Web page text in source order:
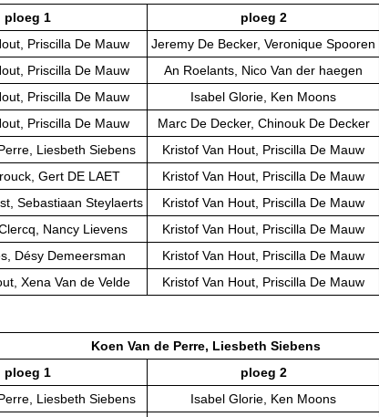
ploeg 1 ploeg 2
Priscilla De Mauw Jeremy De Becker, Veronique Spooren
Priscilla De Mauw An Roelants, Nico Van der haegen
Priscilla De Mauw Isabel Glorie, Ken Moons
Priscilla De Mauw Marc De Decker, Chinouk De Decker
Liesbeth Siebens Kristof Van Hout, Priscilla De Mauw
Gert DE LAET Kristof Van Hout, Priscilla De Mauw
Sebastiaan Steylaerts Kristof Van Hout, Priscilla De Mauw
Nancy Lievens Kristof Van Hout, Priscilla De Mauw
Désy Demeersman Kristof Van Hout, Priscilla De Mauw
Xena Van de Velde Kristof Van Hout, Priscilla De Mauw
Koen Van de Perre, Liesbeth Siebens
ploeg 1 ploeg 2
Liesbeth Siebens Isabel Glorie, Ken Moons